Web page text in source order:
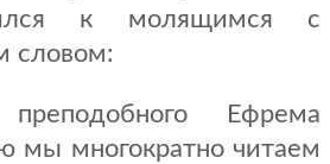
к молящимся с
словом:
Ефрема
мы многократно читаем